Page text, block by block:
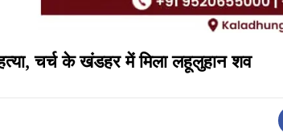
चर्च के खंडहर में मिला लहूलुहान शव